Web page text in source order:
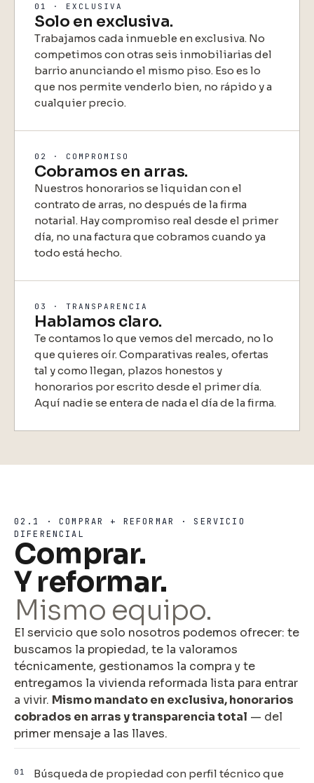
01 · EXCLUSIVA
Solo en exclusiva.
Trabajamos cada inmueble en exclusiva. No
competimos con otras seis inmobiliarias del
barrio anunciando el mismo piso. Eso es lo
que nos permite venderlo bien, no rápido y a
cualquier precio.
02 · COMPROMISO
Cobramos en arras.
Nuestros honorarios se liquidan con el
contrato de arras, no después de la firma
notarial. Hay compromiso real desde el primer
día, no una factura que cobramos cuando ya
todo está hecho.
03 · TRANSPARENCIA
Hablamos claro.
Te contamos lo que vemos del mercado, no lo
que quieres oír. Comparativas reales, ofertas
tal y como llegan, plazos honestos y
honorarios por escrito desde el primer día.
Aquí nadie se entera de nada el día de la firma.
02.1 · COMPRAR + REFORMAR · SERVICIO
DIFERENCIAL
Comprar.
Y reformar.
Mismo equipo.
El servicio que solo nosotros podemos ofrecer: te
buscamos la propiedad, te la valoramos
técnicamente, gestionamos la compra y te
entregamos la vivienda reformada lista para entrar
a vivir. Mismo mandato en exclusiva, honorarios
cobrados en arras y transparencia total — del
primer mensaje a las llaves.
01
Búsqueda de propiedad con perfil técnico que